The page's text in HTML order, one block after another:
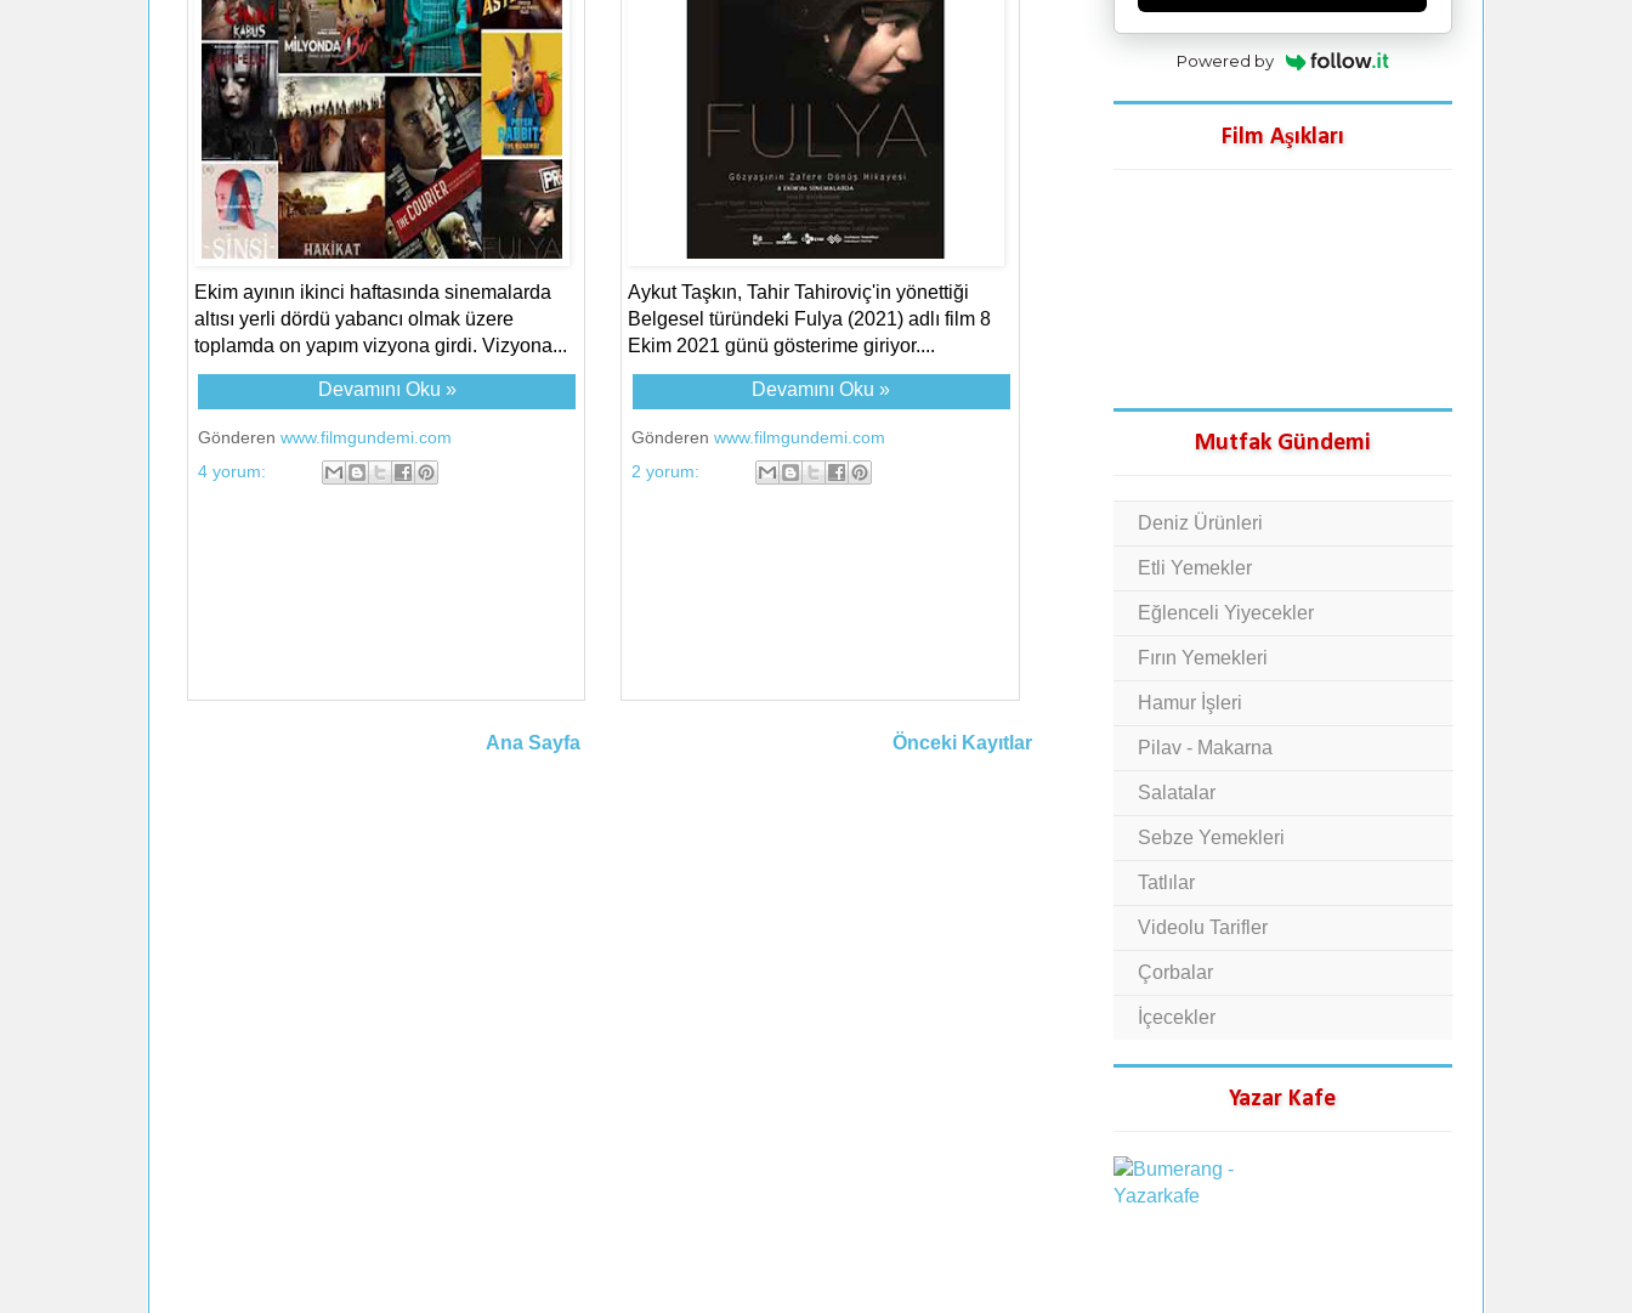
Ekim ayının ikinci haftasında sinemalarda
altısı yerli dördü yabancı olmak üzere
toplamda on yapım vizyona girdi. Vizyona...
Devamını Oku »
Gönderen www.filmgundemi.com
4 yorum:
Aykut Taşkın, Tahir Tahiroviç'in yönettiği
Belgesel türündeki Fulya (2021) adlı film 8
Ekim 2021 günü gösterime giriyor....
Devamını Oku »
Gönderenwww.filmgundemi.com
2 yorum:
Önceki Kayıtlar
Ana Sayfa
Powered by
Film Aşıkları
Mutfak Gündemi
Deniz Ürünleri
Etli Yemekler
Eğlenceli Yiyecekler
Fırın Yemekleri
Hamur İşleri
Pilav - Makarna
Salatalar
Sebze Yemekleri
Tatlılar
Videolu Tarifler
Çorbalar
İçecekler
Yazar Kafe